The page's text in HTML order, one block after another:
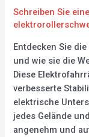
Schreiben Sie
Entdecken Sie
und wie sie die
Diese
verbesserte
elektrische
jedes Gelände
angenehm und